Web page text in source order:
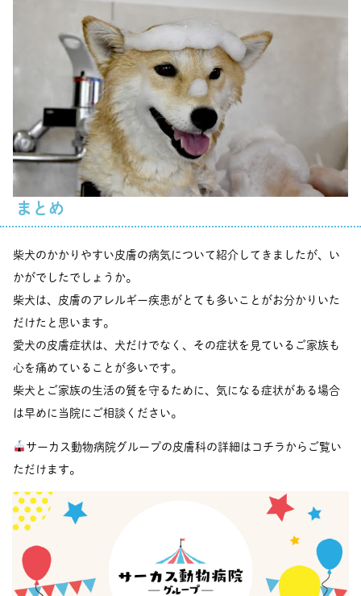
まとめ
柴犬のかかりやすい皮膚の病気について紹介してきましたが、い
かがでしたでしょうか。
柴犬は、皮膚のアレルギー疾患がとても多いことがお分かりいた
だけたと思います。
愛犬の皮膚症状は、犬だけでなく、その症状を見ているご家族も
心を痛めていることが多いです。
柴犬とご家族の生活の質を守るために、気になる症状がある場合
は早めに当院にご相談ください。
サーカス動物病院グループの皮膚科の詳細はコチラからご覧い
ただけます。